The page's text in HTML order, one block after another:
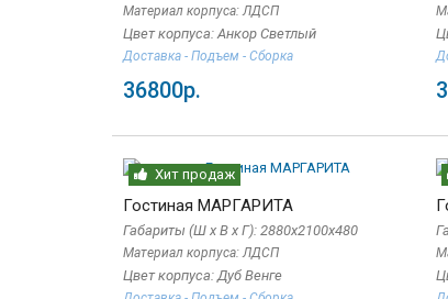
Материал корпуса: ЛДСП
Цвет корпуса: Анкор Светлый
Доставка - Подъем - Сборка
36800р.
Хит продаж
Гостиная МАРГАРИТА
Габариты (Ш x В x Г): 2880х2100х480
Материал корпуса: ЛДСП
Цвет корпуса: Дуб Венге